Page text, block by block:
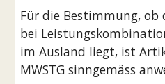
Für die Bestimmung,
bei
im Ausland liegt, ist
MWSTG sinngemäss